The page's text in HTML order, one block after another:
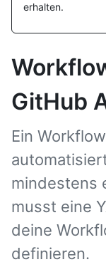
erhalten.
GitHub
Ein
mindestens
musst eine
deine
definieren.